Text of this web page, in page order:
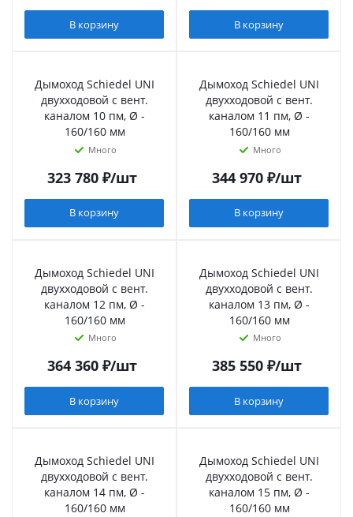
В корзину В корзину
Дымоход Schiedel UNI
двухходовой с вент.
каналом 10 пм, Ø -
160/160 мм
Много
323 780₽/шт
В корзину
Дымоход Schiedel UNI
двухходовой с вент.
каналом 11 пм, Ø -
160/160 мм
Много
344 970₽/шт
В корзину
Дымоход Schiedel UNI
двухходовой с вент.
каналом 12 пм, Ø -
160/160 мм
Много
364 360₽/шт
В корзину
Дымоход Schiedel UNI
двухходовой с вент.
каналом 13 пм, Ø -
160/160 мм
Много
385 550₽/шт
В корзину
Дымоход Schiedel UNI
двухходовой с вент.
каналом 14 пм, Ø -
160/160 мм
Дымоход Schiedel UNI
двухходовой с вент.
каналом 15 пм, Ø -
160/160 мм